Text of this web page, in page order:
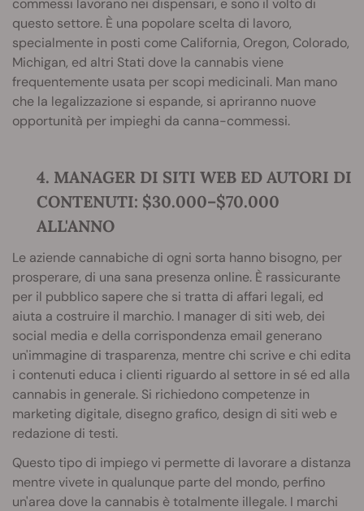
commessi lavorano nei dispensari, e sono il volto di
questo settore. È una popolare scelta di lavoro,
specialmente in posti come California, Oregon, Colorado,
Michigan, ed altri Stati dove la cannabis viene
frequentemente usata per scopi medicinali. Man mano
che la legalizzazione si espande, si apriranno nuove
opportunità per impieghi da canna-commessi.
4. MANAGER DI SITI WEB ED AUTORI DI
CONTENUTI: $30.000–$70.000
ALL'ANNO
Le aziende cannabiche di ogni sorta hanno bisogno, per
prosperare, di una sana presenza online. È rassicurante
per il pubblico sapere che si tratta di affari legali, ed
aiuta a costruire il marchio. I manager di siti web, dei
social media e della corrispondenza email generano
un'immagine di trasparenza, mentre chi scrive e chi edita
i contenuti educa i clienti riguardo al settore in sé ed alla
cannabis in generale. Si richiedono competenze in
marketing digitale, disegno grafico, design di siti web e
redazione di testi.
Questo tipo di impiego vi permette di lavorare a distanza
mentre vivete in qualunque parte del mondo, perfino
un'area dove la cannabis è totalmente illegale. I marchi